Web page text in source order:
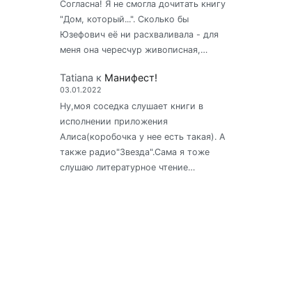
Согласна! Я не смогла дочитать книгу
"Дом, который...". Сколько бы
Юзефович её ни расхваливала - для
меня она чересчур живописная,…
Tatiana к Манифест!
03.01.2022
Ну,моя соседка слушает книги в
исполнении приложения
Алиса(коробочка у нее есть такая). А
также радио"Звезда".Сама я тоже
слушаю литературное чтение…